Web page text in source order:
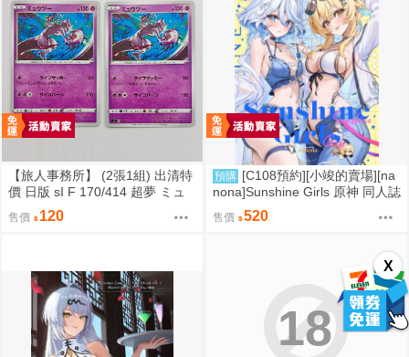
X
【旅人事務所】 (2張1組) 出清特
價 日版 sI F 170/414 超夢 ミュ
ウツー PTCG 寶可夢 卡牌【原售
價480元 特價120元】
售價 120
預購 [C108預約][小竣的賣場][na
nona]Sunshine Girls 原神 同人誌
id=3774614
售價 520
18